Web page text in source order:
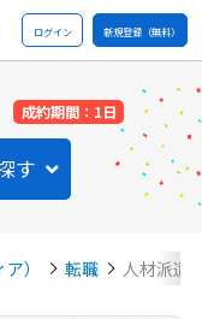
ログイン 新規登録（無料）
成約期間：1日
す
） 転職 人材派遣